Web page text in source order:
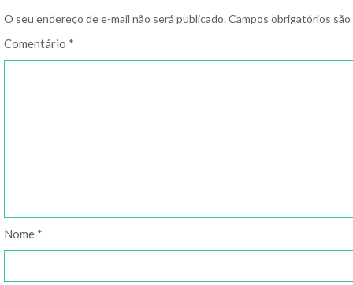
O seu endereço de e-mail não será publicado. Campos obrigatórios
Comentário *
Nome *